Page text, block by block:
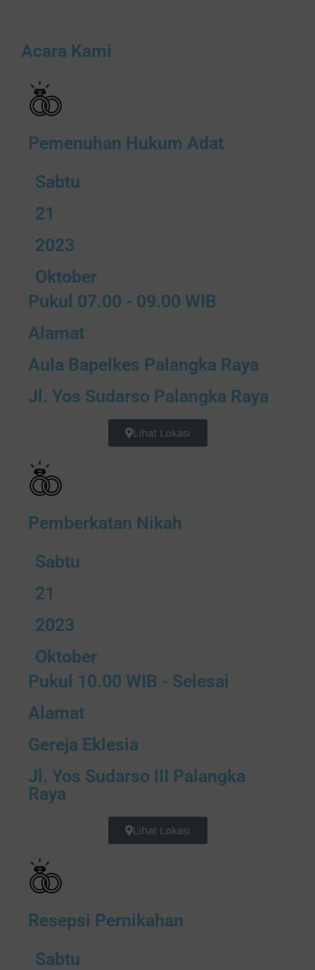
Acara Kami
Pemenuhan Hukum Adat
Sabtu
21
2023
Oktober
Pukul 07.00 - 09.00 WIB
Alamat
Aula Bapelkes Palangka Raya
Jl. Yos Sudarso Palangka Raya
Lihat Lokasi
Pemberkatan Nikah
Sabtu
21
2023
Oktober
Pukul 10.00 WIB - Selesai
Alamat
Gereja Eklesia
Jl. Yos Sudarso III Palangka
Raya
Lihat Lokasi
Resepsi Pernikahan
Sabtu